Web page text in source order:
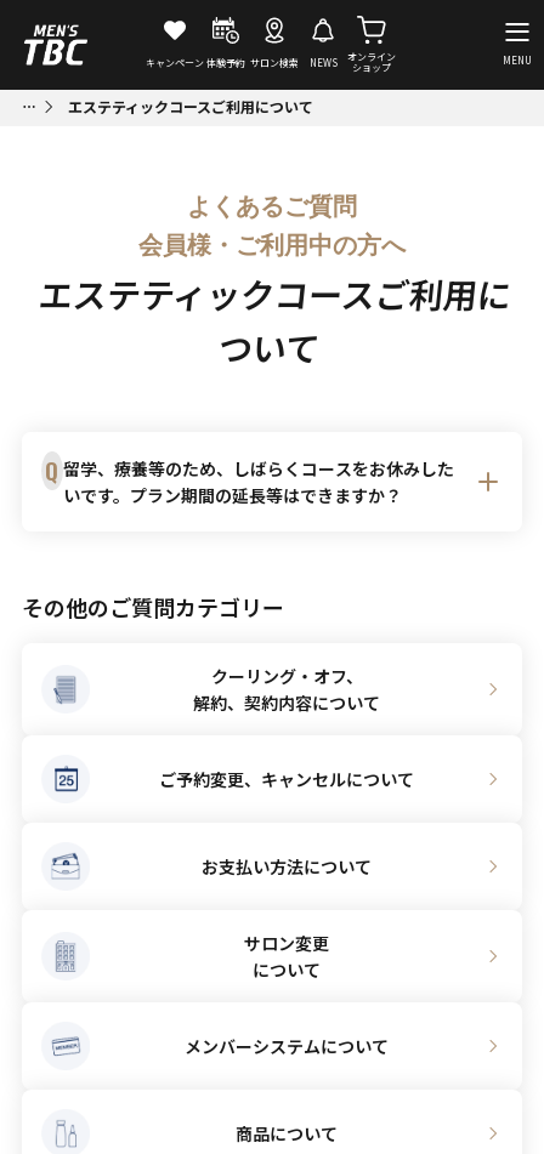
キャンペーン体験予約 サロン検索 NEWS
オンライン
ショップ
MENU
エステティックコースご利用について
よくあるご質問
会員様・ご利用中の方へ
エステティックコースご利用に
ついて
Q 留学、療養等のため、しばらくコースをお休みした
いです。プラン期間の延長等はできますか？
ので、ご利用サロンまでお問い合わせください。尚、
メンバー期間の延長についてはできかねます。
その他のご質問カテゴリー
クーリング・オフ、
解約、契約内容について
ご予約変更、キャンセルについて
お支払い方法について
サロン変更
について
メンバーシステムについて
商品について